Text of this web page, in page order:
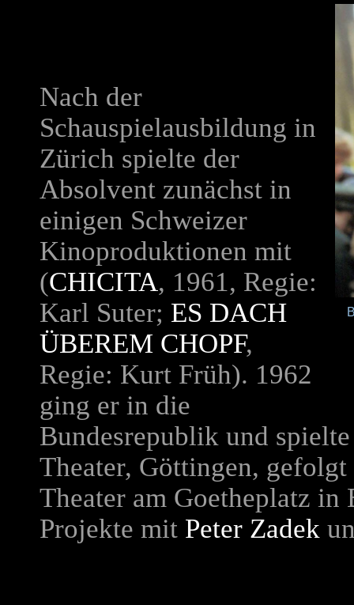
Nach der
Schauspielausbildung in
Zürich spielte der
Absolvent zunächst in
einigen Schweizer
Kinoproduktionen mit
(CHICITA, 1961, Regie:
Karl Suter; ES DACH
ÜBEREM CHOPF,
Regie: Kurt Früh). 1962
ging er in die
Bundesrepublik und
Theater, Göttingen,
Theater am Goetheplatz
Projekte mit Peter Zadek